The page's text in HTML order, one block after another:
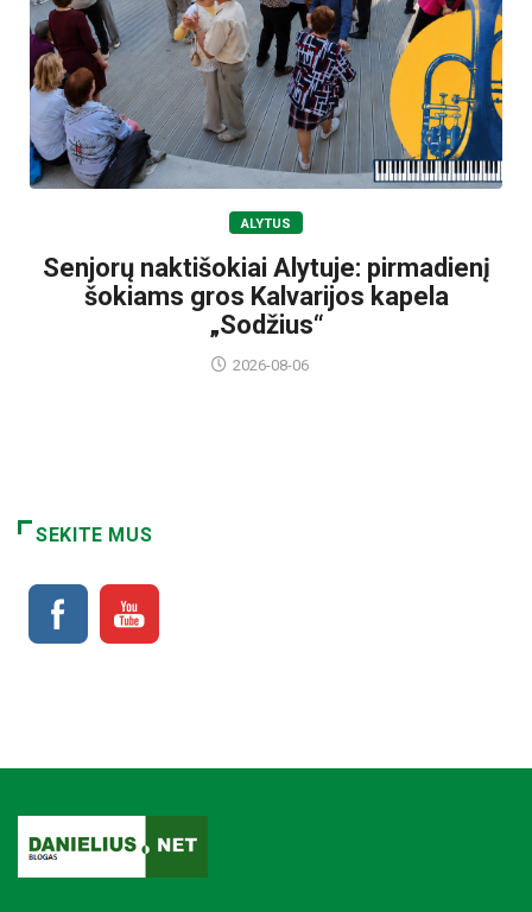
ALYTUS
Senjorų naktišokiai Alytuje: pirmadienį
šokiams gros Kalvarijos kapela
„Sodžius“
2026-08-06
SEKITE MUS